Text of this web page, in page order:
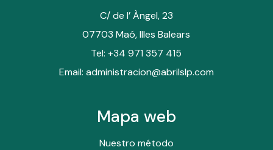
C/ de l’ Àngel, 23
07703 Maó, Illes Balears
Tel: +34 971 357 415
Email: administracion@abrilslp.com
Mapa web
Nuestro método